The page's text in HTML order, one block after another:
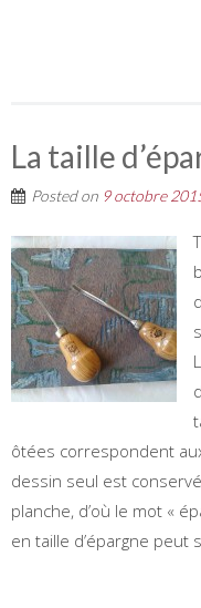
La taille
Posted on 9 octobre
ôtées correspondent
dessin seul est
planche, d’où le mot «
en taille d’épargne peut